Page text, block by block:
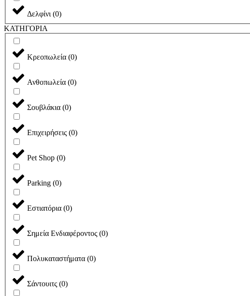
Δελφίνι (0)
ΚΑΤΗΓΟΡΙΑ
Κρεοπωλεία (0)
Ανθοπωλεία (0)
Σουβλάκια (0)
Επιχειρήσεις (0)
Pet Shop (0)
Parking (0)
Εστιατόρια (0)
Σημεία Ενδιαφέροντος (0)
Πολυκαταστήματα (0)
Σάντουιτς (0)